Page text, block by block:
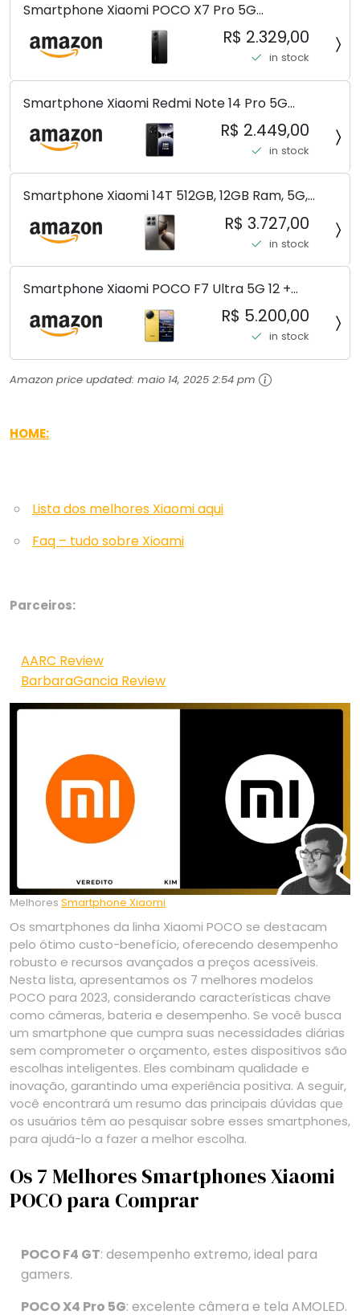
Smartphone Xiaomi POCO X7 Pro 5G
8+256GB/12+256GB/12+512GB
R$ 2.329,00
in stock
Smartphone Xiaomi Redmi Note 14 Pro 5G
Midnight Black (Preto) 12GB RAM 512GB ROM NFC
[ 24090RA29G ]
R$ 2.449,00
in stock
Smartphone Xiaomi 14T 512GB, 12GB Ram, 5G,
Leica, Cinza - no Brasil
R$ 3.727,00
in stock
Smartphone Xiaomi POCO F7 Ultra 5G 12 +
256GB/16+512GB Processador Snapdragon 8 Elite
Top de Linha Chip VisionBoost D7 para Jogos
Pesados Tela Flow AMOLED 2K...
R$ 5.200,00
in stock
Amazon price updated: maio 14, 2025 2:54 pm
HOME:
Lista dos melhores Xiaomi aqui
Faq – tudo sobre Xioami
Parceiros:
AARC Review
BarbaraGancia Review
Melhores Smartphone Xiaomi
Os smartphones da linha Xiaomi POCO se destacam
pelo ótimo custo-benefício, oferecendo desempenho
robusto e recursos avançados a preços acessíveis.
Nesta lista, apresentamos os 7 melhores modelos
POCO para 2023, considerando características chave
como câmeras, bateria e desempenho. Se você busca
um smartphone que cumpra suas necessidades diárias
sem comprometer o orçamento, estes dispositivos são
escolhas inteligentes. Eles combinam qualidade e
inovação, garantindo uma experiência positiva. A seguir,
você encontrará um resumo das principais dúvidas que
os usuários têm ao pesquisar sobre esses smartphones,
para ajudá-lo a fazer a melhor escolha.
Os 7 Melhores Smartphones Xiaomi
POCO para Comprar
POCO F4 GT: desempenho extremo, ideal para
gamers.
POCO X4 Pro 5G: excelente câmera e tela AMOLED.